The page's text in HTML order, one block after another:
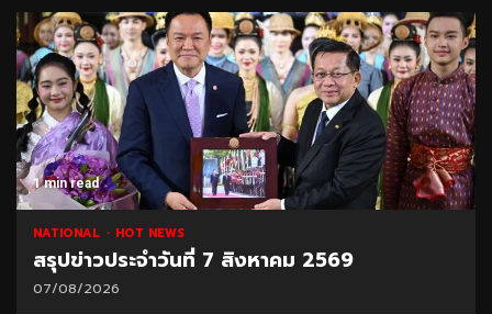
1 min read
NATIONAL HOT NEWS
สรุปข่าวประจำวันที่ 7 สิงหาคม 2569
07/08/2026